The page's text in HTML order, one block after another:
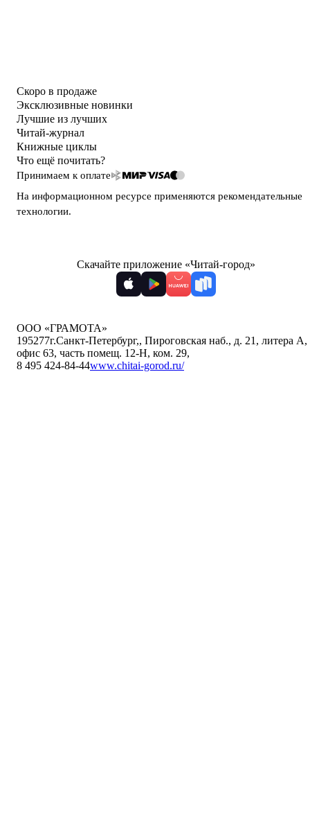
Скоро в продаже
Эксклюзивные новинки
Лучшие из лучших
Читай-журнал
Книжные циклы
Что ещё почитать?
Принимаем к оплате
На информационном ресурсе применяются рекомендательные
технологии.
Скачайте приложение «Читай-город»
ООО «ГРАМОТА»
195277г.Санкт-Петербург,, Пироговская наб., д. 21, литера А,
офис 63, часть помещ. 12-Н, ком. 29,
8 495 424-84-44www.chitai-gorod.ru/